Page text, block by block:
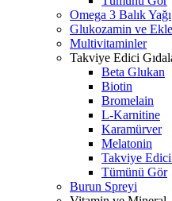
Omega 3 Balık Yağı
Glukozamin ve
Multivitaminler
Takviye Edici
Beta Glukan
Biotin
Bromelain
L-Karnitine
Karamürver
Melatonin
Takviye Edici
Tümünü Gör
Burun Spreyi